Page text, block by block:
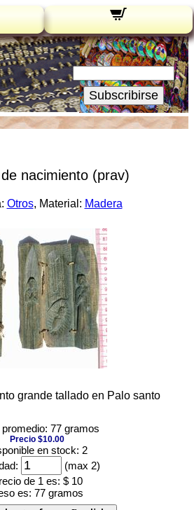
Novedades:
Su Email:
Subscribirse
nacimiento (prav)
Otros, Material: Madera
grande tallado en Palo santo
77 gramos
Precio $10.00
en stock: 2
(max 2)
de 1 es: $ 10
es: 77 gramos